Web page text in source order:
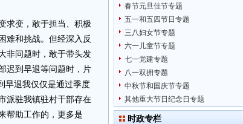
求变，敢于担当、积极
难和挑战。但经深入反
非问题时，敢于带头发
迟到早退等问题时，片
早退我仅仅是通过季度
派驻我镇驻村干部存在
帮助工作的，更多是
春节元旦佳节专题
五一和五四节日专题
三八妇女节专题
六一儿童节专题
七一党建专题
八一双拥专题
中秋节和国庆节专题
其他重大节日纪念日专题
时政专栏